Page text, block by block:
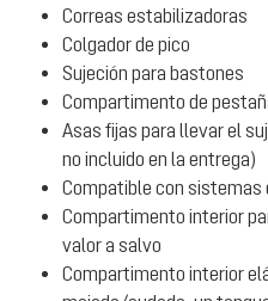
Correas estabilizadoras
Colgador de pico
Sujeción para bastones
Compartimento de
Asas fijas para llevar el
no incluido en la entrega)
Compatible con sistemas
Compartimento interior
valor a salvo
Compartimento interior